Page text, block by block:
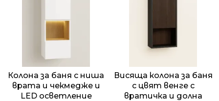
Колона за баня с ниша
врата и чекмедже и
LED осветление
Висяща колона за баня
с цвят венге с
вратичка и долна